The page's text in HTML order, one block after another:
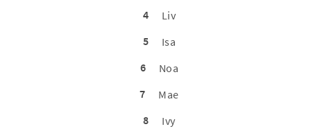
4
Liv
5
Isa
6
Noa
7
Mae
8
Ivy